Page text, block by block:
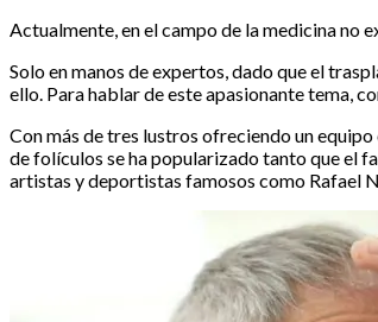
Actualmente, en el campo de la medicina no
Solo en manos de expertos, dado que el
ello. Para hablar de este apasionante tema,
Con más de tres lustros ofreciendo un
de folículos se ha popularizado tanto que el
artistas y deportistas famosos como Rafael